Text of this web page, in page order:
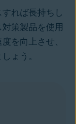
れば長持ちし
策製品を使用
を向上させ、
ょう。